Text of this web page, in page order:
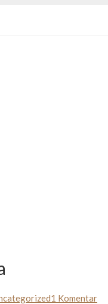
1 Komentar